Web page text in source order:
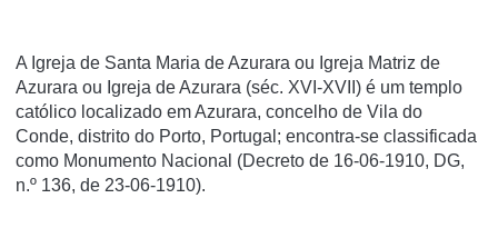
A Igreja de Santa Maria de Azurara ou Igreja Matriz de
Azurara ou Igreja de Azurara (séc. XVI-XVII) é um templo
católico localizado em Azurara, concelho de Vila do
Conde, distrito do Porto, Portugal; encontra-se classificada
como Monumento Nacional (Decreto de 16-06-1910, DG,
n.º 136, de 23-06-1910).